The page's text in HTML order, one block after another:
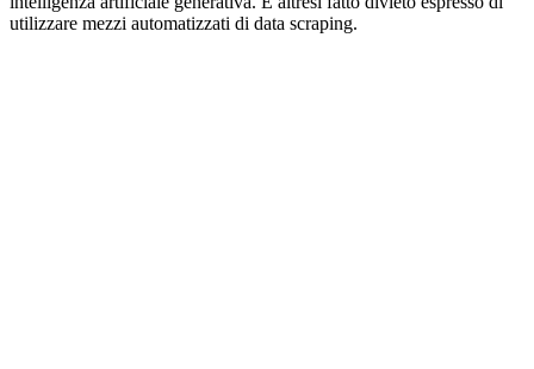
utilizzare mezzi automatizzati di data scraping.